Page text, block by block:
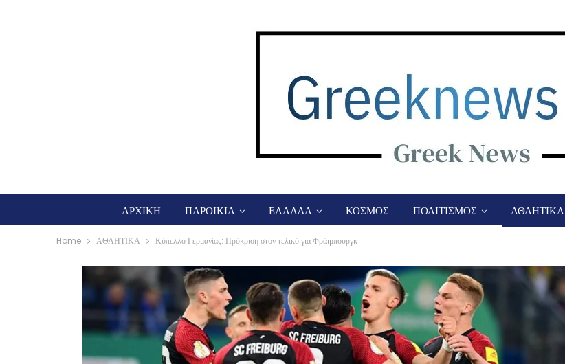
ΑΡΧΙΚΗ ΠΑΡΟΙΚΙΑ ΕΛΛΑΔΑ ΚΟΣΜΟΣ ΠΟΛΙΤΙΣΜΟΣ ΑΘΛΗΤΙΚΑ
Home ΑΘΛΗΤΙΚΑ Κύπελλο Γερμανίας: Πρόκριση στον τελικό για Φράιμπουργκ